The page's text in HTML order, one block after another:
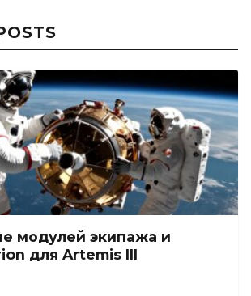
модулей экипажа и
для Artemis III